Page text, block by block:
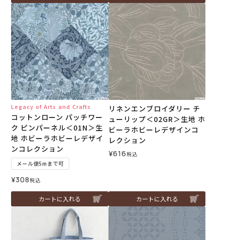
Legacy of Arts and Crafts
コットンローン パッチワー
ク ピンパーネル＜01N＞生
地 ホビーラホビーレデザイ
ンコレクション
メール便5mまで可
¥308税込
カートに入れる
リネンエンブロイダリー チ
ューリップ＜02GR＞生地 ホ
ビーラホビーレデザインコ
レクション
¥616税込
カートに入れる